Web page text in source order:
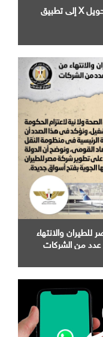
إطلاق " XChat " في خطوة جديدة نحو تحويل X إلى تطبيق
والانتهاء
عدد من الشركات